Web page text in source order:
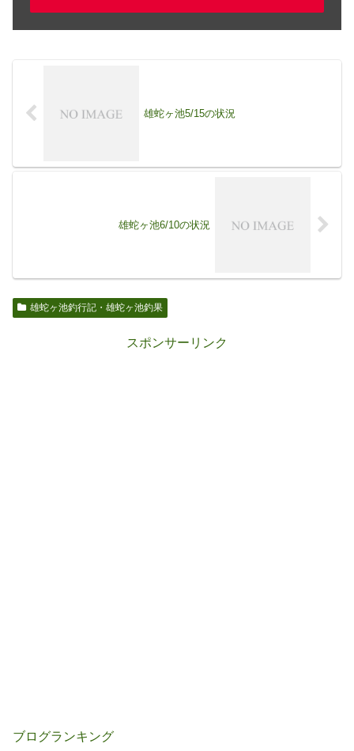
雄蛇ヶ池5/15の状況
雄蛇ヶ池6/10の状況
雄蛇ヶ池釣行記・雄蛇ヶ池釣果
スポンサーリンク
ブログランキング